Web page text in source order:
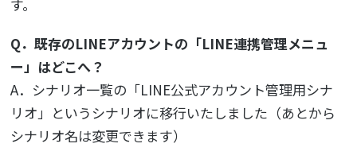
す。
Q．既存のLINEアカウントの「LINE連携管理メニュ
ー」はどこへ？
A．シナリオ一覧の「LINE公式アカウント管理用シナ
リオ」というシナリオに移行いたしました（あとから
シナリオ名は変更できます）